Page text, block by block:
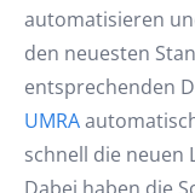
automatisieren
den neuesten
entsprechenden
UMRA
schnell die neuen